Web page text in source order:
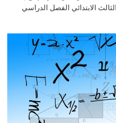
الابتدائي الفصل الدراسي